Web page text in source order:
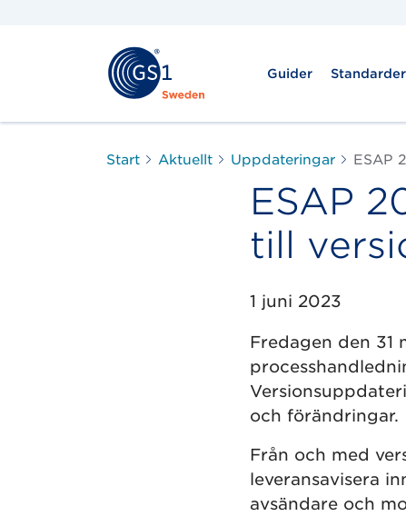
Guider Standarder
Start Aktuellt Uppdateringar ESAP
ESAP
till
1 juni 2023
Fredagen den 31
och förändringar.
Från och med
leveransavisera
avsändare och